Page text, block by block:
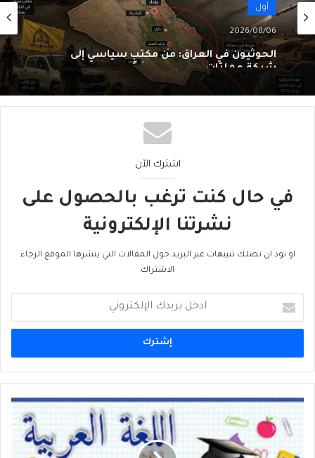
أول
2026/08/06
الحوثيون في العراق: من مكتبٍ سياسي إلى
شبكةِ عمليّات
اشترك الآن
في حال كنت ترغب بالحصول على
نشرتنا الإلكترونية
او تود ان تصلك تنبيهات عبر البريد حول المقالات التي ينشرها الموقع الرجاء
الاشتراك
بريدك
الإلكتروني
عباراتٌ
لِزَمَن
التلاقي
الإِنساني